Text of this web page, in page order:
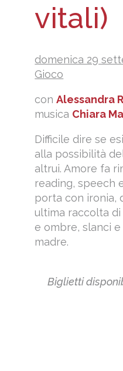
vitali)
domenica 29
Gioco
conAlessandra
musica Chiara
Difficile dire se
alla possibilità
altrui. Amore fa
reading, speech
porta con ironia,
ultima raccolta
e ombre, slanci
madre.
Biglietti